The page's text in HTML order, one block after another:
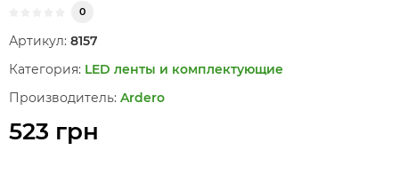
0
Артикул: 8157
Категория: LED ленты и комплектующие
Производитель: Ardero
523 грн